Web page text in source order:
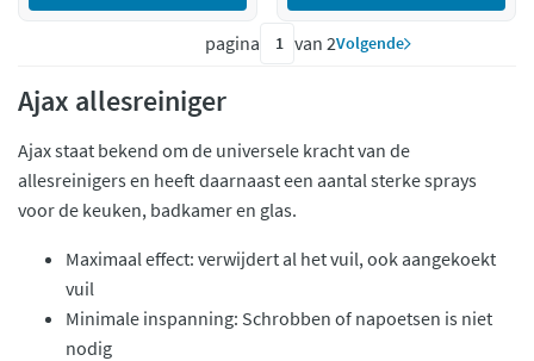
pagina van 2Volgende
Ajax allesreiniger
Ajax staat bekend om de universele kracht van de
allesreinigers en heeft daarnaast een aantal sterke sprays
voor de keuken, badkamer en glas.
Maximaal effect: verwijdert al het vuil, ook aangekoekt
vuil
Minimale inspanning: Schrobben of napoetsen is niet
nodig